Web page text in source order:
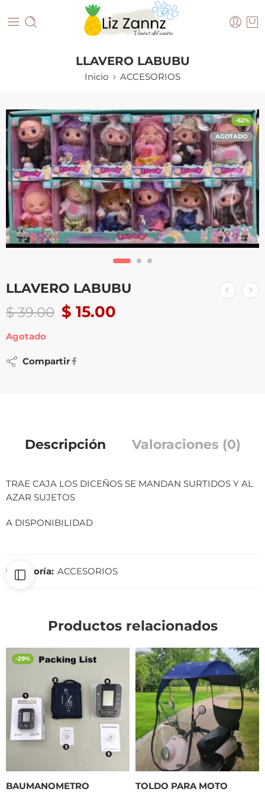
LLAVERO LABUBU
Inicio ACCESORIOS
-62%
AGOTADO
LLAVERO LABUBU
$39.00 $ 15.00
Agotado
Compartir
Descripción Valoraciones (0)
TRAE CAJA LOS DICEÑOS SE MANDAN SURTIDOS Y AL
AZAR SUJETOS
A DISPONIBILIDAD
Categoría: ACCESORIOS
Productos relacionados
-29%
BAUMANOMETRO TOLDO PARA MOTO